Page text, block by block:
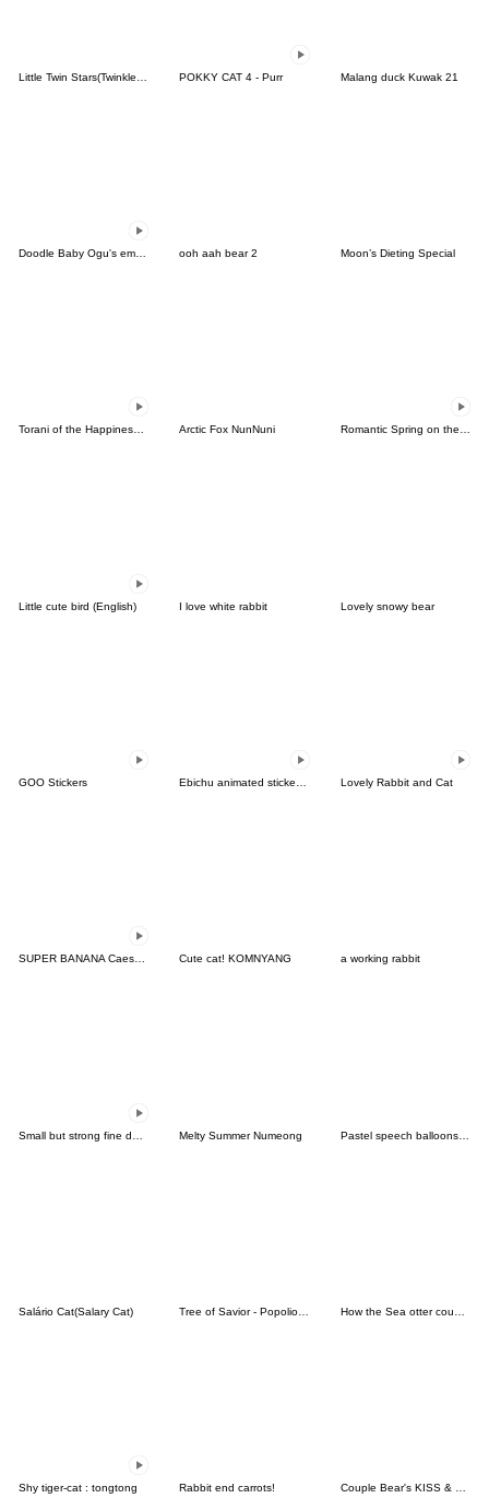
POKKY CAT 4 - Purr Malang duck Kuwak 21
ooh aah bear 2 Moon’s Dieting Special
Torani of the Happiness(Korean) Arctic Fox NunNuni Romantic Spring on the Star Candy Planet
Little cute bird (English) I love white rabbit Lovely snowy bear
GOO Stickers Lovely Rabbit and Cat
SUPER BANANA Caesar & Robin (2nd ver.) Cute cat! KOMNYANG a working rabbit
Melty Summer Numeong Pastel speech balloons 5(ver.Japanese)
Salário Cat(Salary Cat)
Shy tiger-cat : tongtong Rabbit end carrots! Couple Bear's KISS & LOVE